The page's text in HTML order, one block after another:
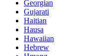
Georgian
Gujarati
Haitian
Hausa
Hawaiian
Hebrew